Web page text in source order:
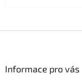
Informace pro vás